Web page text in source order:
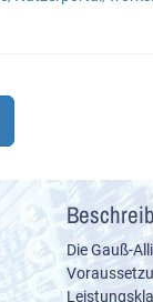
Die Gauß-